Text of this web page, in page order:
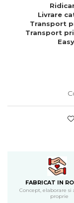
piele naturala
Cadouri de Paste
Produse
nunti si botezuri
Cadouri
Cadouri pentru parinti
Cadouri pentru iubita
Cadouri pentru
Cadouri pentru tata
Cadouri pentru cea
Livrare
Transport
Transport
FABRICAT IN
Concept, elaborare si
proprie